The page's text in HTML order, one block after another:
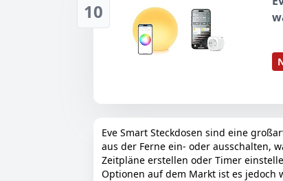
10
Eve Smart Steckdosen sind eine
aus der Ferne ein- oder ausschalten,
Zeitpläne erstellen oder Timer
Optionen auf dem Markt ist es